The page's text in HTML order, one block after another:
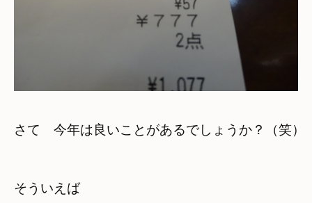
さて　今年は良いことがあるでしょうか？（笑）
そういえば